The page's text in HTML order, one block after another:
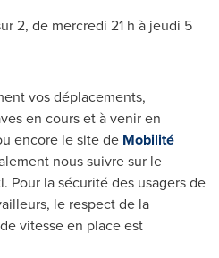
2, de mercredi 21 h à jeudi 5
vos déplacements,
en cours et à venir en
encore le site de Mobilité
nous suivre sur le
Pour la sécurité des usagers de
le respect de la
vitesse en place est